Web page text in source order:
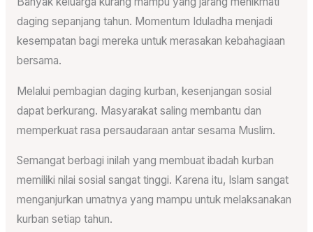
daging sepanjang tahun. Momentum Iduladha menjadi
kesempatan bagi mereka untuk merasakan kebahagiaan
bersama.
Melalui pembagian daging kurban, kesenjangan sosial
dapat berkurang. Masyarakat saling membantu dan
memperkuat rasa persaudaraan antar sesama Muslim.
Semangat berbagi inilah yang membuat ibadah kurban
memiliki nilai sosial sangat tinggi. Karena itu, Islam sangat
menganjurkan umatnya yang mampu untuk melaksanakan
kurban setiap tahun.